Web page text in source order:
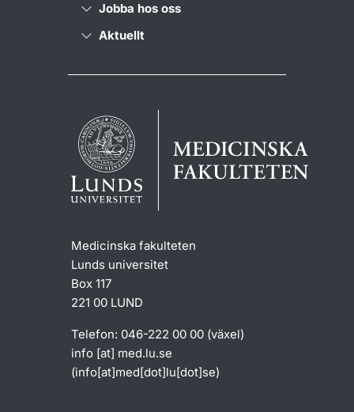
Jobba hos oss
Aktuellt
Medicinska fakulteten
Lunds universitet
Box 117
221 00 LUND
Telefon: 046-222 00 00 (växel)
info [at] med.lu.se
(info[at]med[dot]lu[dot]se)